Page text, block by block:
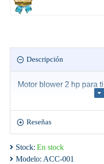
Descripción
Motor blower 2 hp para
Reseñas
Stock: En stock
Modelo: ACC-001